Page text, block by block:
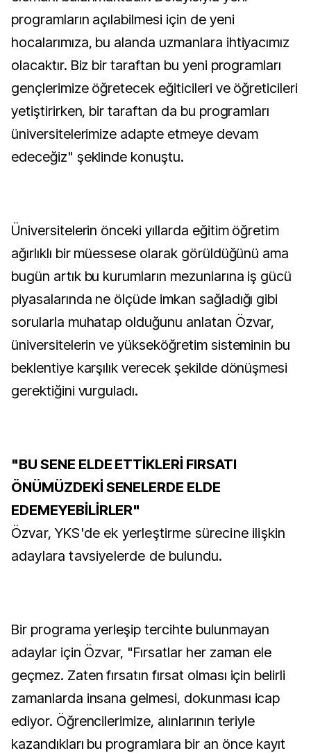
programların açılabilmesi için de yeni
hocalarımıza, bu alanda uzmanlara ihtiyacımız
olacaktır. Biz bir taraftan bu yeni programları
gençlerimize öğretecek eğiticileri ve öğreticileri
yetiştirirken, bir taraftan da bu programları
üniversitelerimize adapte etmeye devam
edeceğiz" şeklinde konuştu.
Üniversitelerin önceki yıllarda eğitim öğretim
ağırlıklı bir müessese olarak görüldüğünü ama
bugün artık bu kurumların mezunlarına iş gücü
piyasalarında ne ölçüde imkan sağladığı gibi
sorularla muhatap olduğunu anlatan Özvar,
üniversitelerin ve yükseköğretim sisteminin bu
beklentiye karşılık verecek şekilde dönüşmesi
gerektiğini vurguladı.
"BU SENE ELDE ETTİKLERİ FIRSATI
ÖNÜMÜZDEKİ SENELERDE ELDE
EDEMEYEBİLİRLER"
Özvar, YKS'de ek yerleştirme sürecine ilişkin
adaylara tavsiyelerde de bulundu.
Bir programa yerleşip tercihte bulunmayan
adaylar için Özvar, "Fırsatlar her zaman ele
geçmez. Zaten fırsatın fırsat olması için belirli
zamanlarda insana gelmesi, dokunması icap
ediyor. Öğrencilerimize, alınlarının teriyle
kazandıkları bu programlara bir an önce kayıt